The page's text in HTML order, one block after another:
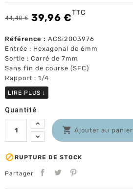
44,40 € 39,96 €TTC
Référence : ACSi2003976
Entrée : Hexagonal de 6mm
Sortie : Carré de 7mm
Sans fin de course (SFC)
Rapport : 1/4
LIRE PLUS ↓
Quantité
 Ajouter au panier
 RUPTURE DE STOCK
Partager